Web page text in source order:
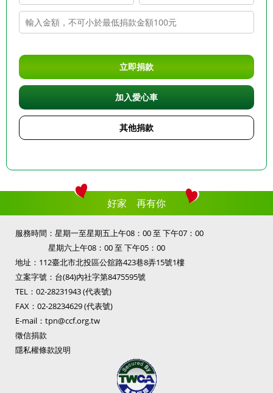
立即捐款
加入愛心車
其他捐款
好家 再有你
服務時間：星期一至星期五上午08：00 至 下午07：00
星期六上午08：00 至 下午05：00
地址：112臺北市北投區公舘路423巷8弄15號1樓
立案字號：台(84)內社字第8475595號
TEL： 02-28231943(代表號)
FAX：02-28234629 (代表號)
E-mail： tpn@ccf.org.tw
徵信捐款
隱私權條款說明